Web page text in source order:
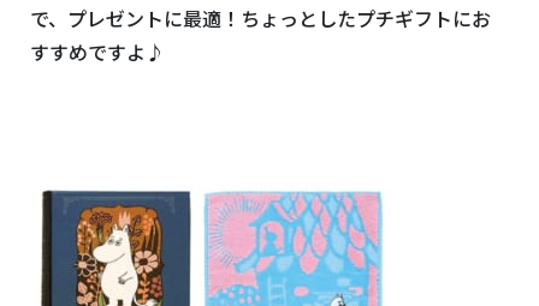
で、プレゼントに最適！ちょっとしたプチギフトにお
すすめですよ♪